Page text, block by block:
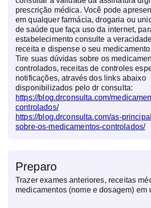
prescrição médica. Você pode
em qualquer farmácia, drogaria ou
de saúde que faça uso da internet,
estabelecimento consulte a
receita e dispense o seu medicamento.
Tire suas dúvidas sobre os
controlados, receitas de controles
notificações, através dos links abaixo
disponibilizados pelo dr consulta:
https://blog.drconsulta.com/
controlados/
https://blog.drconsulta.com/as-
sobre-os-medicamentos-controlados/
Preparo
Trazer exames anteriores, receitas
medicamentos (nome e dosagem) em